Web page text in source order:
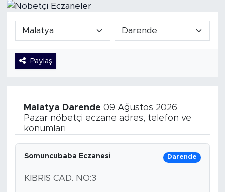
Paylaş
Malatya Darende 09 Ağustos 2026
Pazar nöbetçi eczane adres, telefon ve
konumları
Somuncubaba Eczanesi Darende
KIBRIS CAD. NO:3